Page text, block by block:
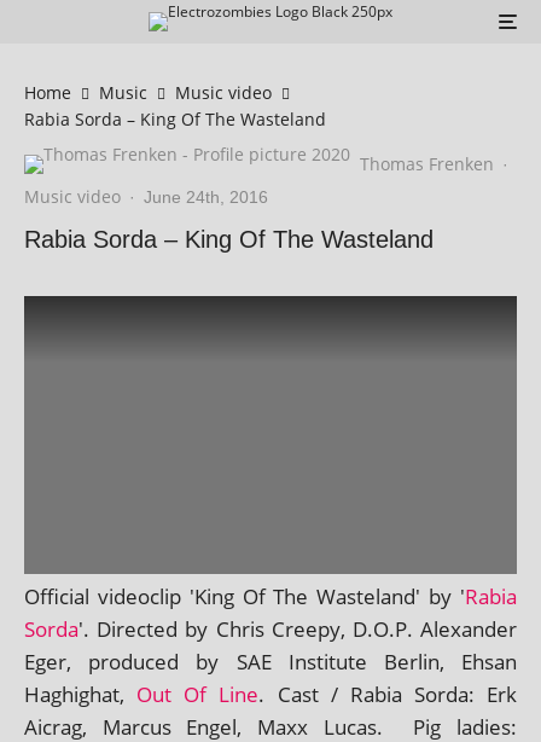
Home Music
Music video
Rabia Sorda – King Of The Wasteland
Thomas Frenken ·
Music video · June 24th, 2016
Rabia Sorda – King Of The Wasteland
Official video­clip 'King Of The Wasteland' by 'Rabia
Sorda'. Directed by Chris Creepy, D.O.P. Alexander
Eger, pro­duced by SAE Institute Berlin, Ehsan
Haghighat, Out Of Line. Cast / Rabia Sorda: Erk
Aicrag, Marcus Engel, Maxx Lucas. Pig ladies: